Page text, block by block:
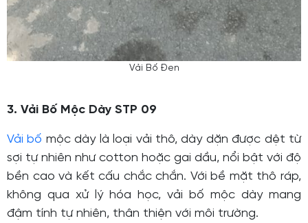
Vải Bố Đen
3. Vải Bố Mộc Dày STP 09
Vải bố mộc dày là loại vải thô, dày dặn được dệt từ
sợi tự nhiên như cotton hoặc gai dầu, nổi bật với độ
bền cao và kết cấu chắc chắn. Với bề mặt thô ráp,
không qua xử lý hóa học, vải bố mộc dày mang
đậm tính tự nhiên, thân thiện với môi trường.